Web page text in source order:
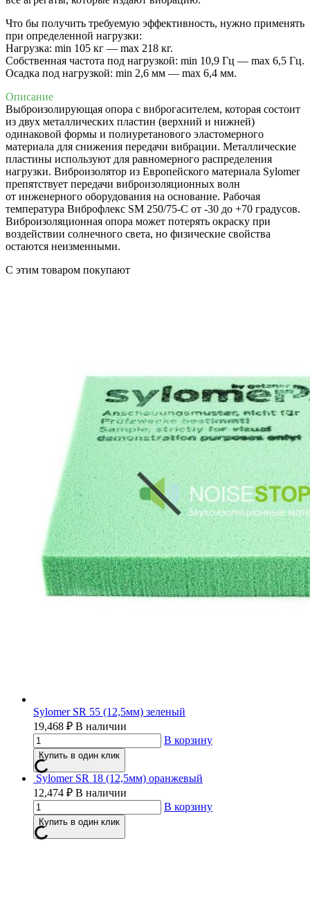
Что бы получить требуемую эффективность, нужно применять
при определенной нагрузки:
Нагрузка: min 105 кг — max 218 кг.
Собственная частота под нагрузкой: min 10,9 Гц — max 6,5 Гц.
Осадка под нагрузкой: min 2,6 мм — max 6,4 мм.
Описание
Выброизолирующая опора с виброгасителем, которая состоит
из двух металлических пластин (верхний и нижней)
одинаковой формы и полиуретанового эластомерного
материала для снижения передачи вибрации. Металлические
пластины используют для равномерного распределения
нагрузки. Виброизолятор из Европейского материала Sylomer
препятствует передачи виброизоляционных волн
от инженерного оборудования на основание. Рабочая
температура Виброфлекс SM 250/75-C от -30 до +70 градусов.
Виброизоляционная опора может потерять окраску при
воздействии солнечного света, но физические свойства
остаются неизменными.
C этим товаром покупают
Sylomer SR 55 (12,5мм) зеленый
19,468 ₽ В наличии
В корзину
Купить в один клик
Sylomer SR 18 (12,5мм) оранжевый
12,474 ₽ В наличии
В корзину
Купить в один клик